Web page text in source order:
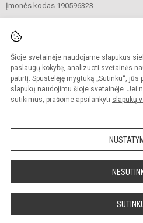
Šioje svetainėje naudojame slapukus
paslaugų kokybę, analizuoti svetainės
patirtį. Spustelėję mygtuką „Sutinku“,
slapukų naudojimu šioje svetainėje. Jei
sutikimus, prašome apsilankyti slapukų
Įmonės kodas 190596323
© 2020. Kaišiadorių Vaclovo Giržado
Kopijuoti turinį be raštiško
Prieinamumo paraiška
Sumanus būdas atnaujinti